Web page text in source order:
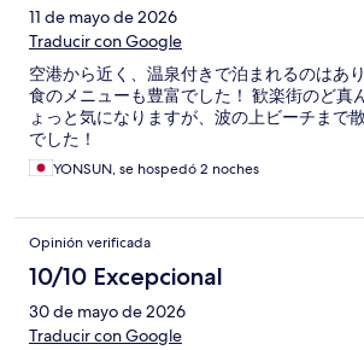
11 de mayo de 2026
Traducir con Google
空港から近く、温泉付きで泊まれるのはあ
食のメニューも豊富でした！ 歓楽街のど真
ょっと気になりますが、波の上ビーチまで
でした！
YONSUN, se hospedó 2 noches
Opinión verificada
10/10 Excepcional
30 de mayo de 2026
Traducir con Google